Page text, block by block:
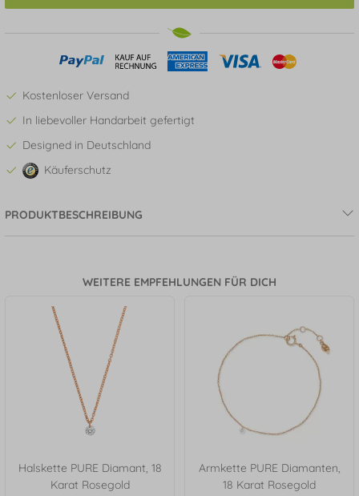
Kostenloser Versand
In liebevoller Handarbeit gefertigt
Designed in Deutschland
Käuferschutz
PRODUKTBESCHREIBUNG
WEITERE EMPFEHLUNGEN FÜR DICH
Halskette PURE Diamant, 18
Karat Rosegold
Armkette PURE Diamanten,
18 Karat Rosegold